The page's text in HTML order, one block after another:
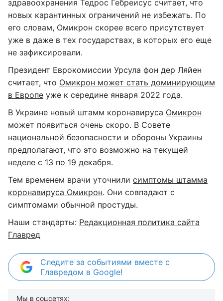
здравоохранения Тедрос Гебреисус считает, что
новых карантинных ограничений не избежать. По
его словам, Омикрон скорее всего присутствует
уже в даже в тех государствах, в которых его еще
не зафиксировали.
Президент Еврокомиссии Урсула фон дер Ляйен
считает, что Омикрон может стать доминирующим
в Европе уже к середине января 2022 года.
В Украине новый штамм коронавируса Омикрон
может появиться очень скоро. В Совете
национальной безопасности и обороны Украины
предполагают, что это возможно на текущей
неделе с 13 по 19 декабря.
Тем временем врачи уточнили симптомы штамма
коронавируса Омикрон. Они совпадают с
симптомами обычной простуды.
Наши стандарты: Редакционная политика сайта
Главред
Следите за событиями вместе с
Главредом в Google!
Мы в соцсетях: